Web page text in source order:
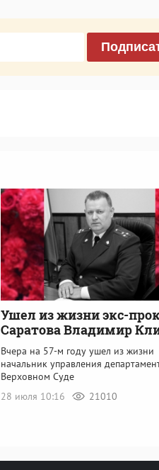
Ушел из жизни экс-
Саратова Владимир
Вчера на 57-м году ушел из жизни
начальник управления
Верховном Суде
28 июля 10:16
21010